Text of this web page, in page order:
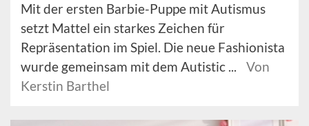
Mit der ersten Barbie-Puppe mit Autismus
setzt Mattel ein starkes Zeichen für
Repräsentation im Spiel. Die neue Fashionista
wurde gemeinsam mit dem Autistic ...
Von
Kerstin Barthel